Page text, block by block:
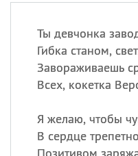
Ты девчонка
Гибка станом,
Завораживаешь
Всех, кокетка
Я желаю, чтобы
В сердце